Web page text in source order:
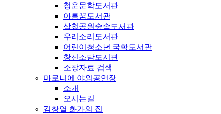
청운문학도서관
아름꿈도서관
삼청공원숲속도서관
우리소리도서관
어린이청소년 국학도서관
창신소담도서관
소장자료 검색
마로니에 야외공연장
소개
오시는길
김창열 화가의 집